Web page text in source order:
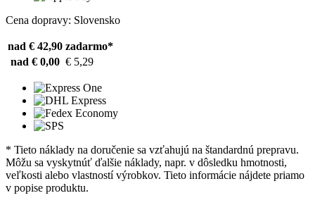
Cena dopravy: Slovensko
nad € 42,90 zadarmo*
nad € 0,00 € 5,29
* Tieto náklady na doručenie sa vzťahujú na štandardnú prepravu.
Môžu sa vyskytnúť ďalšie náklady, napr. v dôsledku hmotnosti,
veľkosti alebo vlastností výrobkov. Tieto informácie nájdete priamo
v popise produktu.